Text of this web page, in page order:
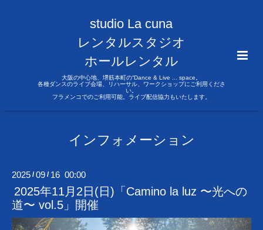
studio La cuna
レンタルスタジオ
ホールレンタル
大阪の中心地、堺筋本町の“Dance & Live ... space。
各種ダンスのライブ会場、リハーサル、ワークショップにご利用くださ
い。
フラメンコでのご利用可能。ライブ配信協力もいたします。
インフォメーション
2025 /09 / 16 00:00
2025年11月2日(日)「Camino la luz 〜光への
道〜 vol.5」開催